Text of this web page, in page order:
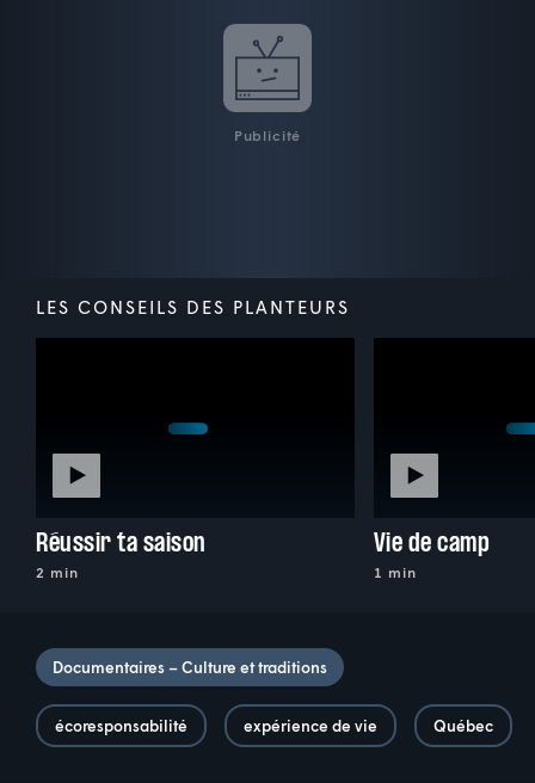
Publicité
LES CONSEILS DES PLANTEURS
Réussir ta saison
2 min
Vie de camp
1 min
Documentaires – Culture et traditions
écoresponsabilité expérience de vie Québec